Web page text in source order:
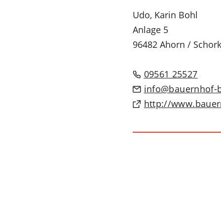
Udo, Karin Bohl
Anlage 5
96482 Ahorn /
09561 25527
info
bauernhof-
http://
(Öffnet
einem